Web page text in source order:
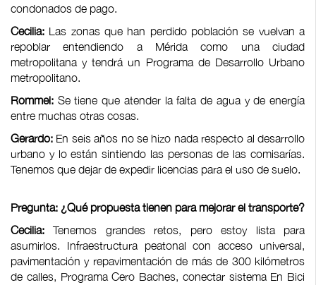
condonados de pago.
Cecilia: Las zonas que han perdido población se vuelvan a
repoblar entendiendo a Mérida como una ciudad
metropolitana y tendrá un Programa de Desarrollo Urbano
metropolitano.
Rommel: Se tiene que atender la falta de agua y de energía
entre muchas otras cosas.
Gerardo: En seis años no se hizo nada respecto al desarrollo
urbano y lo están sintiendo las personas de las comisarías.
Tenemos que dejar de expedir licencias para el uso de suelo.
Pregunta: ¿Qué propuesta tienen para mejorar el transporte?
Cecilia:Tenemos grandes retos, pero estoy lista para
asumirlos. Infraestructura peatonal con acceso universal,
pavimentación y repavimentación de más de 300 kilómetros
de calles, Programa Cero Baches, conectar sistema En Bici